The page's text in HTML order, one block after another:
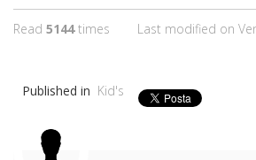
Read 5144times
Last modified on
Published in Kid's